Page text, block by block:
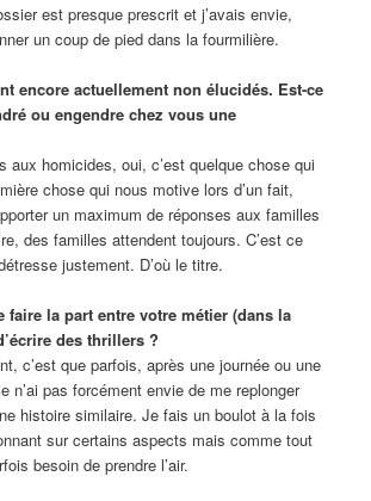
est presque prescrit et j’avais envie,
un coup de pied dans la fourmilière.
encore actuellement non élucidés. Est-ce
ou engendre chez vous une
aux homicides, oui, c’est quelque chose qui
chose qui nous motive lors d’un fait,
un maximum de réponses aux familles
des familles attendent toujours. C’est ce
justement. D’où le titre.
faire la part entre votre métier (dans la
des thrillers ?
c’est que parfois, après une journée ou une
n’ai pas forcément envie de me replonger
histoire similaire. Je fais un boulot à la fois
sur certains aspects mais comme tout
besoin de prendre l’air.